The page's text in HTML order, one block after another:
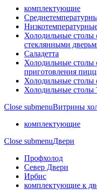
комплектующие
Холодильные столы
стеклянными
Саладетта
Холодильные столы
приготовления
Холодильные столы
Холодильные
Close submenuВитрины
комплектующие
Close submenuДвери
Профхолод
Север Двери
Ирбис
комплектующие к